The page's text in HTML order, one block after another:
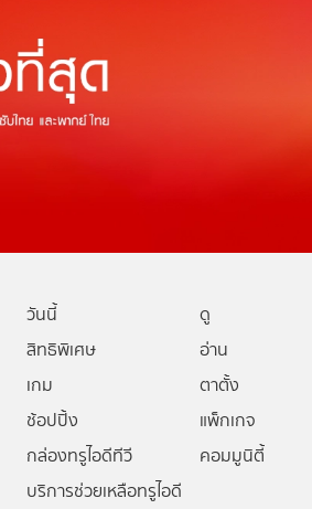
วันนี้
ดู
สิทธิพิเศษ
อ่าน
เกม
ตาตั้ง
ช้อปปิ้ง
แพ็กเกจ
กล่องทรูไอดีทีวี
คอมมูนิตี้
บริการช่วยเหลือทรูไอดี